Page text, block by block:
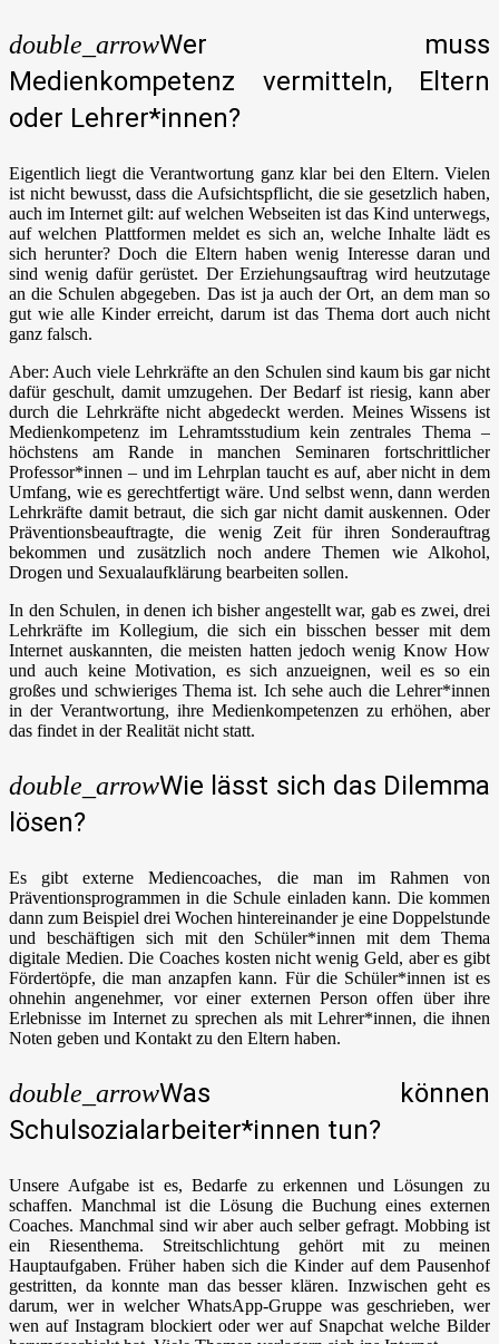
double_arrowWer muss
Medienkompetenz vermitteln, Eltern
oder Lehrer*innen?
Eigentlich liegt die Verantwortung ganz klar bei den Eltern. Vielen
ist nicht bewusst, dass die Aufsichtspflicht, die sie gesetzlich haben,
auch im Internet gilt: auf welchen Webseiten ist das Kind unterwegs,
auf welchen Plattformen meldet es sich an, welche Inhalte lädt es
sich herunter? Doch die Eltern haben wenig Interesse daran und
sind wenig dafür gerüstet. Der Erziehungsauftrag wird heutzutage
an die Schulen abgegeben. Das ist ja auch der Ort, an dem man so
gut wie alle Kinder erreicht, darum ist das Thema dort auch nicht
ganz falsch.
Aber: Auch viele Lehrkräfte an den Schulen sind kaum bis gar nicht
dafür geschult, damit umzugehen. Der Bedarf ist riesig, kann aber
durch die Lehrkräfte nicht abgedeckt werden. Meines Wissens ist
Medienkompetenz im Lehramtsstudium kein zentrales Thema –
höchstens am Rande in manchen Seminaren fortschrittlicher
Professor*innen – und im Lehrplan taucht es auf, aber nicht in dem
Umfang, wie es gerechtfertigt wäre. Und selbst wenn, dann werden
Lehrkräfte damit betraut, die sich gar nicht damit auskennen. Oder
Präventionsbeauftragte, die wenig Zeit für ihren Sonderauftrag
bekommen und zusätzlich noch andere Themen wie Alkohol,
Drogen und Sexualaufklärung bearbeiten sollen.
In den Schulen, in denen ich bisher angestellt war, gab es zwei, drei
Lehrkräfte im Kollegium, die sich ein bisschen besser mit dem
Internet auskannten, die meisten hatten jedoch wenig Know How
und auch keine Motivation, es sich anzueignen, weil es so ein
großes und schwieriges Thema ist. Ich sehe auch die Lehrer*innen
in der Verantwortung, ihre Medienkompetenzen zu erhöhen, aber
das findet in der Realität nicht statt.
double_arrowWie lässt sich das Dilemma
lösen?
Es gibt externe Mediencoaches, die man im Rahmen von
Präventionsprogrammen in die Schule einladen kann. Die kommen
dann zum Beispiel drei Wochen hintereinander je eine Doppelstunde
und beschäftigen sich mit den Schüler*innen mit dem Thema
digitale Medien. Die Coaches kosten nicht wenig Geld, aber es gibt
Fördertöpfe, die man anzapfen kann. Für die Schüler*innen ist es
ohnehin angenehmer, vor einer externen Person offen über ihre
Erlebnisse im Internet zu sprechen als mit Lehrer*innen, die ihnen
Noten geben und Kontakt zu den Eltern haben.
double_arrowWas können
Schulsozialarbeiter*innen tun?
Unsere Aufgabe ist es, Bedarfe zu erkennen und Lösungen zu
schaffen. Manchmal ist die Lösung die Buchung eines externen
Coaches. Manchmal sind wir aber auch selber gefragt. Mobbing ist
ein Riesenthema. Streitschlichtung gehört mit zu meinen
Hauptaufgaben. Früher haben sich die Kinder auf dem Pausenhof
gestritten, da konnte man das besser klären. Inzwischen geht es
darum, wer in welcher WhatsApp-Gruppe was geschrieben, wer
wen auf Instagram blockiert oder wer auf Snapchat welche Bilder